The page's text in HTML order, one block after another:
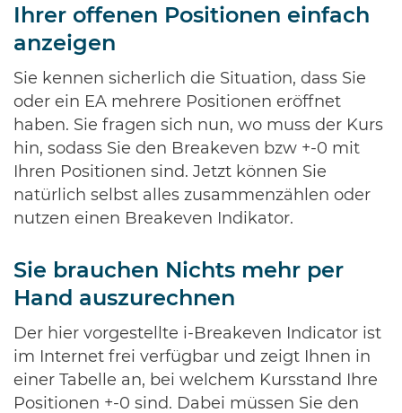
Ihrer offenen Positionen einfach
anzeigen
Sie kennen sicherlich die Situation, dass Sie
oder ein EA mehrere Positionen eröffnet
haben. Sie fragen sich nun, wo muss der Kurs
hin, sodass Sie den Breakeven bzw +-0 mit
Ihren Positionen sind. Jetzt können Sie
natürlich selbst alles zusammenzählen oder
nutzen einen Breakeven Indikator.
Sie brauchen Nichts mehr per
Hand auszurechnen
Der hier vorgestellte i-Breakeven Indicator ist
im Internet frei verfügbar und zeigt Ihnen in
einer Tabelle an, bei welchem Kursstand Ihre
Positionen +-0 sind. Dabei müssen Sie den